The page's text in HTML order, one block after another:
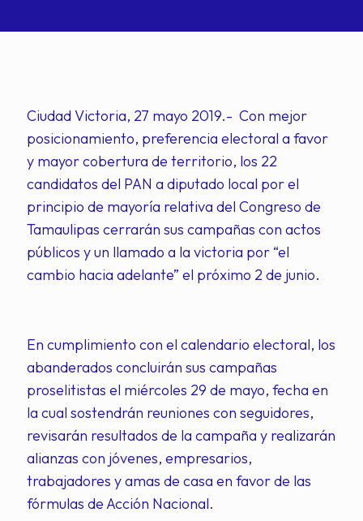
Ciudad Victoria, 27 mayo 2019.- Con mejor
posicionamiento, preferencia electoral a favor
y mayor cobertura de territorio, los 22
candidatos del PAN a diputado local por el
principio de mayoría relativa del Congreso de
Tamaulipas cerrarán sus campañas con actos
públicos y un llamado a la victoria por “el
cambio hacia adelante” el próximo 2 de junio.
En cumplimiento con el calendario electoral, los
abanderados concluirán sus campañas
proselitistas el miércoles 29 de mayo, fecha en
la cual sostendrán reuniones con seguidores,
revisarán resultados de la campaña y realizarán
alianzas con jóvenes, empresarios,
trabajadores y amas de casa en favor de las
fórmulas de Acción Nacional.